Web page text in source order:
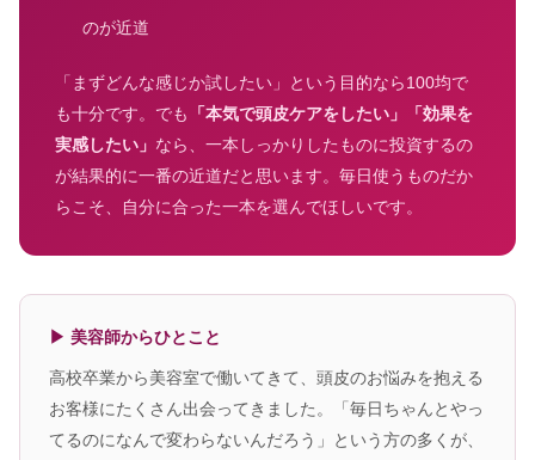
のが近道
「まずどんな感じか試したい」という目的なら100均で
も十分です。でも
「本気で頭皮ケアをしたい」「効果を
実感したい」 なら、一本しっかりしたものに投資するの
が結果的に一番の近道だと思います。毎日使うものだか
らこそ、自分に合った一本を選んでほしいです。
▶ 美容師からひとこと
高校卒業から美容室で働いてきて、頭皮のお悩みを抱える
お客様にたくさん出会ってきました。「毎日ちゃんとやっ
てるのになんで変わらないんだろう」という方の多くが、